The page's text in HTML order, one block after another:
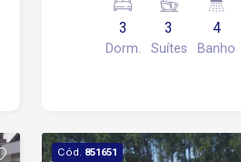
Área de serviço Área gourmet Quintal
Piscina 2 vagas de garagem sendo 1
coberta Casa de máquina com espaço
quadras, quiosques e
3
Dorm.
3
Suítes
4
Banho
Cód. 851651